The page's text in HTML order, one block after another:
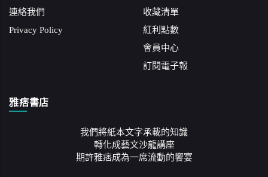
連絡我們
Privacy Policy
收藏清單
紅利點數
會員中心
訂閱電子報
雅痞書店
我們將紙本文字承載的知識
轉化成藝文沙龍講座
期許雅痞成為一席流動的饗宴